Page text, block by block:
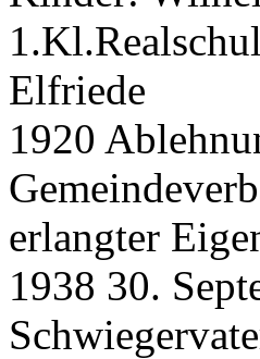
Elfriede
1920
erlangter
1938 30.